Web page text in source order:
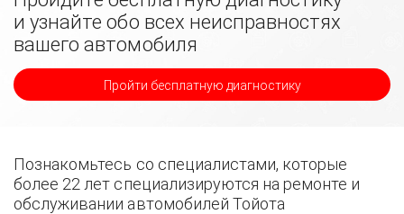
и узнайте обо всех неисправностях
вашего автомобиля
Пройти бесплатную диагностику
Познакомьтесь со специалистами, которые
более 22 лет специализируются на ремонте и
обслуживании автомобилей Тойота